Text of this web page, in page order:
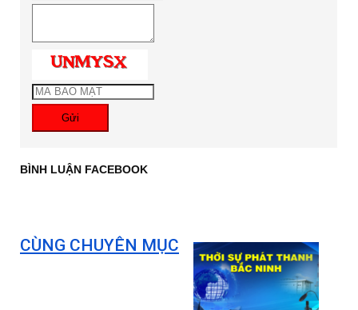
Gửi
BÌNH LUẬN FACEBOOK
CÙNG CHUYÊN MỤC